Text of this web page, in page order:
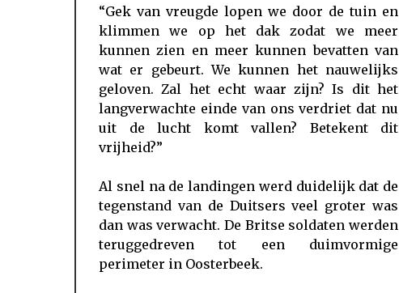
“Gek van vreugde lopen we door de tuin en
klimmen we op het dak zodat we meer
kunnen zien en meer kunnen bevatten van
wat er gebeurt. We kunnen het nauwelijks
geloven. Zal het echt waar zijn? Is dit het
langverwachte einde van ons verdriet dat nu
uit de lucht komt vallen? Betekent dit
vrijheid?”
Al snel na de landingen werd duidelijk dat de
tegenstand van de Duitsers veel groter was
dan was verwacht. De Britse soldaten werden
teruggedreven tot een duimvormige
perimeter in Oosterbeek.